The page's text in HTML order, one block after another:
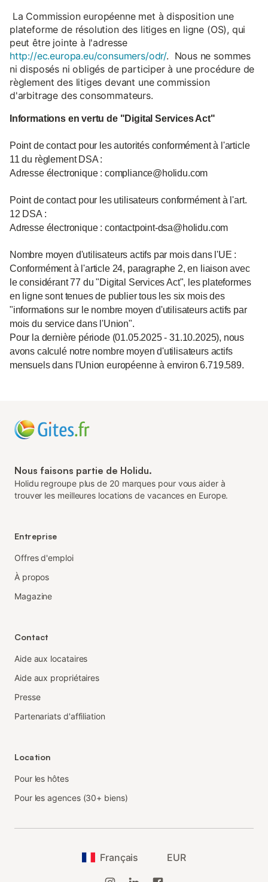
La Commission européenne met à disposition une
plateforme de résolution des litiges en ligne (OS), qui
peut être jointe à l'adresse
http://ec.europa.eu/consumers/odr/. Nous ne sommes
ni disposés ni obligés de participer à une procédure de
règlement des litiges devant une commission
d'arbitrage des consommateurs.
Informations en vertu de "Digital Services Act"
Point de contact pour les autorités conformément à l'article
11 du règlement DSA :
Adresse électronique : compliance@holidu.com
Point de contact pour les utilisateurs conformément à l'art.
12 DSA :
Adresse électronique : contactpoint-dsa@holidu.com
Nombre moyen d'utilisateurs actifs par mois dans l'UE :
Conformément à l'article 24, paragraphe 2, en liaison avec
le considérant 77 du "Digital Services Act", les plateformes
en ligne sont tenues de publier tous les six mois des
"informations sur le nombre moyen d'utilisateurs actifs par
mois du service dans l'Union".
Pour la dernière période (01.05.2025 - 31.10.2025), nous
avons calculé notre nombre moyen d'utilisateurs actifs
mensuels dans l'Union européenne à environ 6.719.589.
Nous faisons partie de Holidu.
Holidu regroupe plus de 20 marques pour vous aider à
trouver les meilleures locations de vacances en Europe.
Entreprise
Offres d'emploi
À propos
Magazine
Contact
Aide aux locataires
Aide aux propriétaires
Presse
Partenariats d'affiliation
Location
Pour les hôtes
Pour les agences (30+ biens)
Français EUR